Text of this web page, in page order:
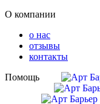
О компании
о нас
отзывы
контакты
Помощь